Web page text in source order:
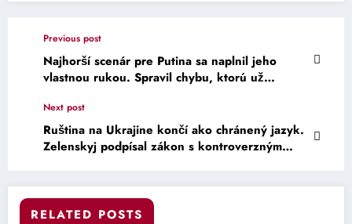
Previous post
Najhorší scenár pre Putina sa naplnil jeho
vlastnou rukou. Spravil chybu, ktorú už
Next post
Ruština na Ukrajine končí ako chránený jazyk.
Zelenskyj podpísal zákon s kontroverzným
RELATED POSTS